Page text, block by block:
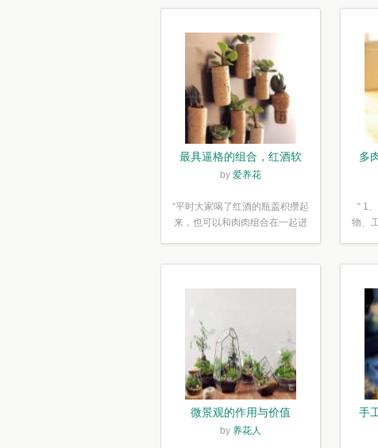
最具逼格的组合，红酒软
木塞diy多肉植物盆栽
by 爱养花
“平时大家喝了红酒的瓶盖积攒起
来，也可以和肉肉组合在一起进
多
“ 1
物、
微景观的作用与价值
by 养花人
手